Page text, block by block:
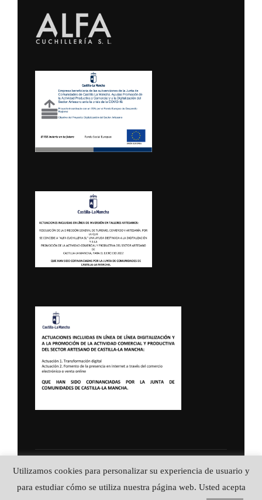
Política de Privacidad
Copyright © 2026 ALFA CUCHILLERIA ::
Utilizamos cookies para personalizar su experiencia de usuario y
para estudiar cómo se utiliza nuestra página web. Usted acepta